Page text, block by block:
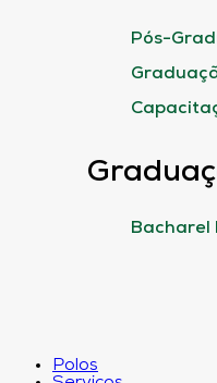
Pós-
Bacharel
Polos